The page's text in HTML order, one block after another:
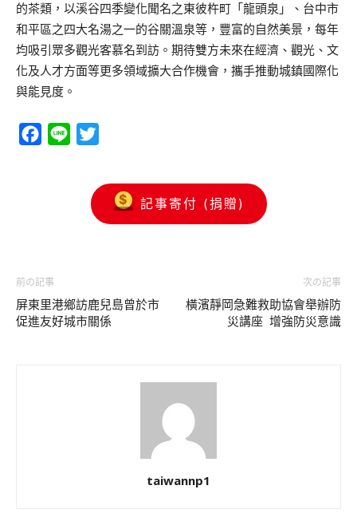
的茶類，以溪谷四季變化聞名之東彼杵町「龍頭泉」、台中市
和平區之四大名湯之一的谷關溫泉等，豐富的自然美景，每年
均吸引眾多觀光客慕名到訪。期待雙方未來在經濟、觀光、文
化及人才方面等更多領域擴大合作機會，攜手推動城鎮國際化
與能見度。
Facebook
Line
記事寄付 (捐贈)
前の記事
屏東里港鄉訪鹿兒島曾於市
促進友好城市關係
次の記事
橫濱靜岡急難救助協會舉辦防
災講座 增強防災意識
taiwannp1